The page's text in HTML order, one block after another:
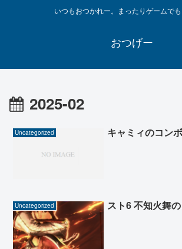
いつもおつかれー。まったりゲームでも
おつげー
2025-02
Uncategorized キャミィのコン
Uncategorized スト6 不知火舞